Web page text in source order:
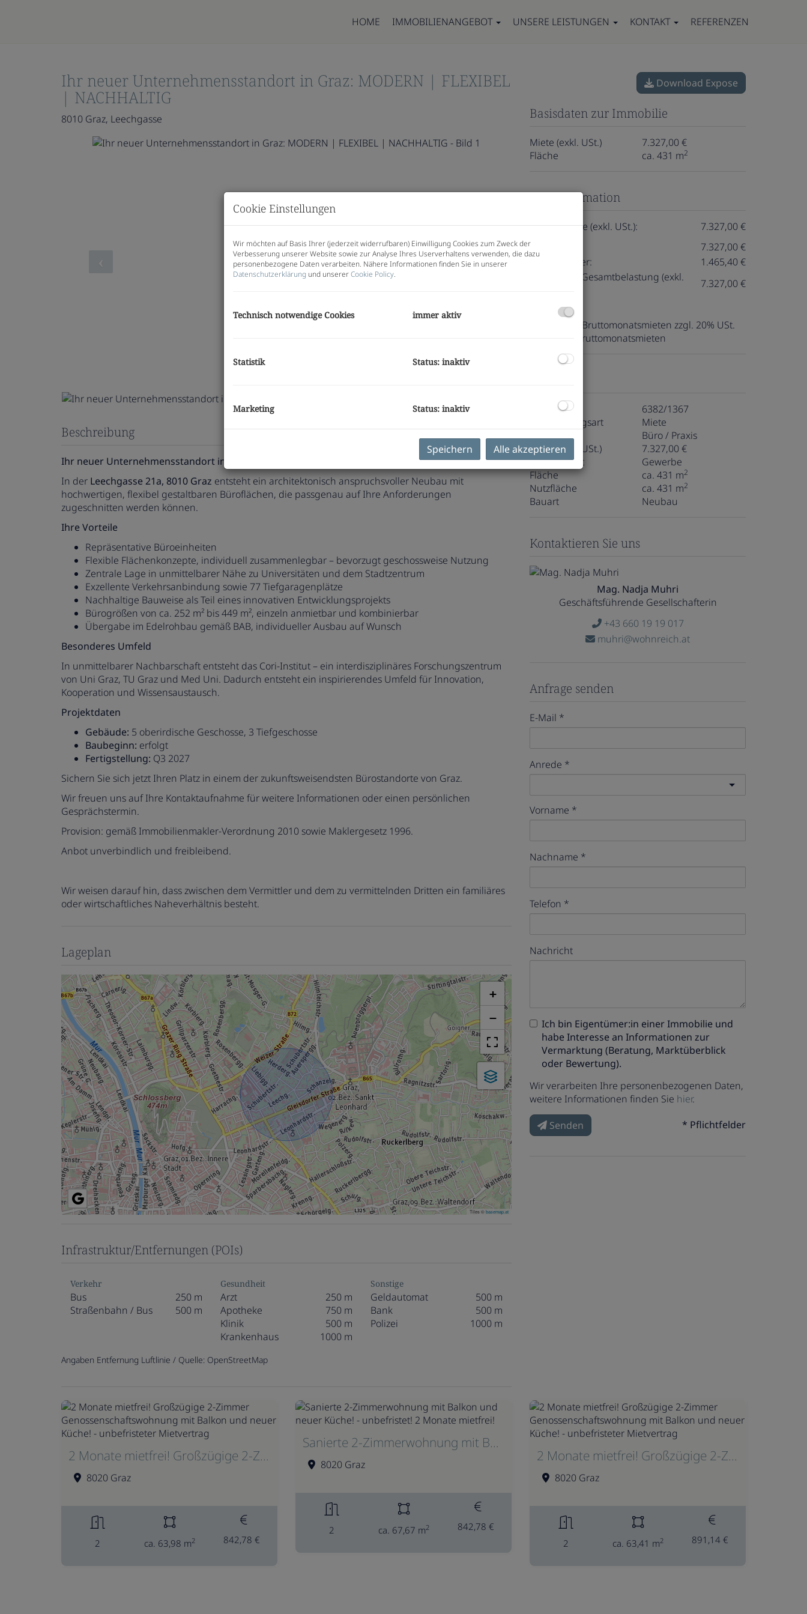
HOME IMMOBILIENANGEBOT UNSERE LEISTUNGEN KONTAKT REFERENZEN
Ihr neuer Unternehmensstandort in Graz: MODERN | FLEXIBEL
| NACHHALTIG
8010 Graz, Leechgasse
Beschreibung
Ihr neuer Unternehmensstandort in Graz – MODERN | FLEXIBEL | NACHHALTIG
In der Leechgasse 21a, 8010 Graz entsteht ein architektonisch anspruchsvoller Neubau mit
hochwertigen, flexibel gestaltbaren Büroflächen, die passgenau auf Ihre Anforderungen
zugeschnitten werden können.
Ihre Vorteile
Repräsentative Büroeinheiten
Flexible Flächenkonzepte, individuell zusammenlegbar – bevorzugt geschossweise Nutzung
Zentrale Lage in unmittelbarer Nähe zu Universitäten und dem Stadtzentrum
Exzellente Verkehrsanbindung sowie 77 Tiefgaragenplätze
Nachhaltige Bauweise als Teil eines innovativen Entwicklungsprojekts
Bürogrößen von ca. 252 m² bis 449 m², einzeln anmietbar und kombinierbar
Übergabe im Edelrohbau gemäß BAB, individueller Ausbau auf Wunsch
Besonderes Umfeld
In unmittelbarer Nachbarschaft entsteht das Cori-Institut – ein interdisziplinäres Forschungszentrum
von Uni Graz, TU Graz und Med Uni. Dadurch entsteht ein inspirierendes Umfeld für Innovation,
Kooperation und Wissensaustausch.
Projektdaten
Gebäude: 5 oberirdische Geschosse, 3 Tiefgeschosse
Baubeginn: erfolgt
Fertigstellung: Q3 2027
Sichern Sie sich jetzt Ihren Platz in einem der zukunftsweisendsten Bürostandorte von Graz.
Wir freuen uns auf Ihre Kontaktaufnahme für weitere Informationen oder einen persönlichen
Gesprächstermin.
Provision: gemäß Immobilienmakler-Verordnung 2010 sowie Maklergesetz 1996.
Anbot unverbindlich und freibleibend.
Wir weisen darauf hin, dass zwischen dem Vermittler und dem zu vermittelnden Dritten ein familiäres
oder wirtschaftliches Naheverhältnis besteht.
Lageplan
+
−
Tiles ©basemap.at
Infrastruktur/Entfernungen (POIs)
Verkehr
Bus
250 m
Straßenbahn / Bus
500 m
Gesundheit
Arzt
250 m
Apotheke
750 m
Klinik
500 m
Krankenhaus
1000 m
Sonstige
Geldautomat
500 m
Bank
500 m
Polizei
1000 m
Angaben Entfernung Luftlinie / Quelle: OpenStreetMap
Download Expose
Basisdaten zur Immobilie
Miete (exkl. USt.)
7.327,00 €
Fläche
ca. 431 m2
Preisinformation
Gesamtmiete (exkl. USt.):
7.327,00 €
Miete:
7.327,00 €
Umsatzsteuer:
1.465,40 €
monatliche Gesamtbelastung (exkl.
7.327,00 €
3 Bruttomonatsmieten zzgl. 20% USt.
3 Bruttomonatsmieten
Objektnr.
6382/1367
Vermarktungsart
Miete
Objektart
Büro / Praxis
Miete (exkl. USt.)
7.327,00 €
Nutzungsart
Gewerbe
Fläche
ca. 431 m2
Nutzfläche ca. 431 m2
Bauart Neubau
Kontaktieren Sie uns
Mag. Nadja Muhri
Geschäftsführende Gesellschafterin
+43 660 19 19 017
muhri@wohnreich.at
Anfrage senden
E-Mail
Anrede
Vorname
Nachname
Telefon
Nachricht
Ich bin Eigentümer:in einer Immobilie und
habe Interesse an Informationen zur
Vermarktung (Beratung, Marktüberblick
oder Bewertung).
Wir verarbeiten Ihre personenbezogenen Daten,
weitere Informationen finden Sie hier.
Senden
* Pflichtfelder
2 Monate mietfrei! Großzügige 2-Zimmer Genossenschaftswohnung mit Balkon und neuer Küche! - unbefristeter Mietvertrag
8020 Graz
2 ca. 63,98 m2 842,78 €
Sanierte 2-Zimmerwohnung mit Balkon und neuer Küche! - unbefristet! 2 Monate mietfrei!
8020 Graz
2 ca. 67,67 m2 842,78 €
2 Monate mietfrei! Großzügige 2-Zimmer Genossenschaftswohnung mit Balkon und neuer Küche! - unbefristeter Mietvertrag
8020 Graz
2 ca. 63,41 m2 891,14 €
Cookie Einstellungen
Wir möchten auf Basis Ihrer (jederzeit widerrufbaren) Einwilligung Cookies zum Zweck der
Verbesserung unserer Website sowie zur Analyse Ihres Userverhaltens verwenden, die dazu
personenbezogene Daten verarbeiten. Nähere Informationen finden Sie in unserer
Datenschutzerklärung und unsererCookie Policy.
Technisch notwendige Cookies immer aktiv
Statistik Status: inaktiv
Marketing Status: inaktiv
Speichern Alle akzeptieren